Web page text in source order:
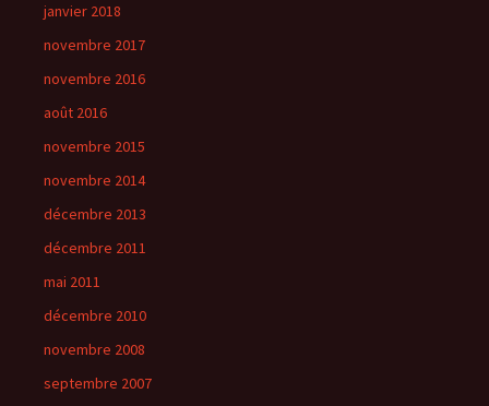
janvier 2018
novembre 2017
novembre 2016
août 2016
novembre 2015
novembre 2014
décembre 2013
décembre 2011
mai 2011
décembre 2010
novembre 2008
septembre 2007